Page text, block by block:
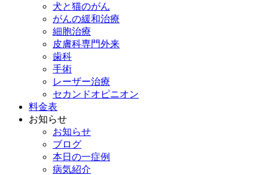
犬と猫のがん
がんの緩和治療
細胞治療
皮膚科専門外来
歯科
手術
レーザー治療
セカンドオピニオン
料金表
お知らせ
お知らせ
ブログ
本日の一症例
病気紹介